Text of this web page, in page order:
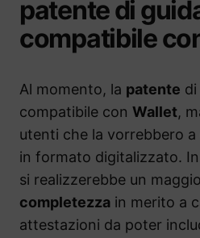
patente di
compatibile
Al momento, la patente di
compatibile con Wallet,
utenti che la vorrebbero a
in formato digitalizzato.
si realizzerebbe un
completezza in merito a
attestazioni da poter